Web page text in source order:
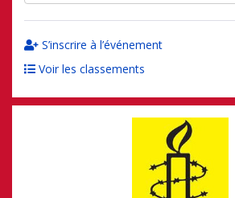
S’inscrire à l’événement
Voir les classements